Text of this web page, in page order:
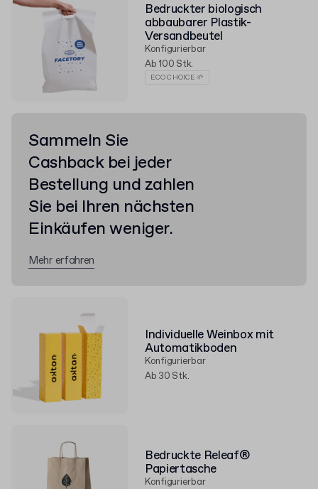
Bedruckter biologisch
abbaubarer Plastik-
Versandbeutel
Konfigurierbar
Ab 100 Stk.
ECO CHOICE 🌱
Individuelle Weinbox mit
Automatikboden
Konfigurierbar
Ab 30 Stk.
Bedruckte Releaf®
Papiertasche
Konfigurierbar
Sammeln Sie
Cashback bei jeder
Bestellung und zahlen
Sie bei Ihren nächsten
Einkäufen weniger.
Mehr erfahren